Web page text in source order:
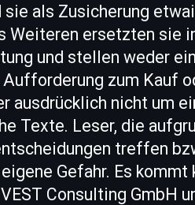
als Zusicherung
Weiteren ersetzten sie
und stellen weder
zum Kauf
ausdrücklich nicht um
Texte. Leser, die
treffen
Gefahr. Es
Consulting GmbH